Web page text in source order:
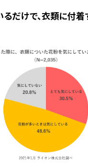
だけで、衣類に付